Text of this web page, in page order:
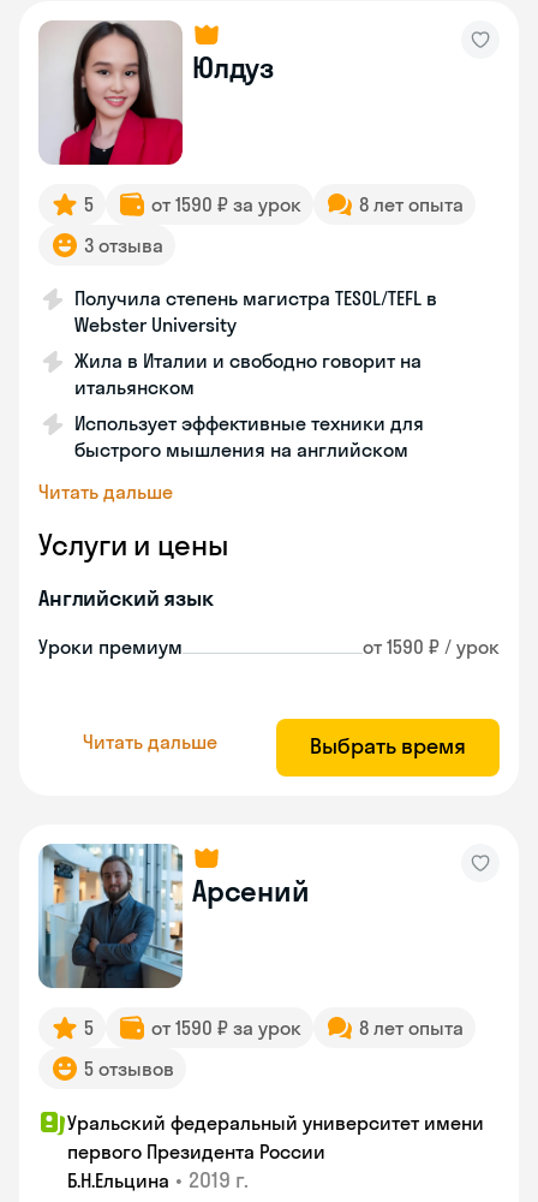
Юлдуз
5 от 1590 ₽ за урок
8 лет опыта
3 отзыва
Получила степень магистра TESOL/TEFL в
Webster University
Жила в Италии и свободно говорит на
итальянском
Использует эффективные техники для
быстрого мышления на английском
Читать дальше
Услуги и цены
Английский язык
Уроки премиум от 1590 ₽ / урок
Читать дальше Выбрать время
Арсений
5 от 1590 ₽ за урок
8 лет опыта
5 отзывов
Уральский федеральный университет имени
первого Президента России
Б.Н.Ельцина • 2019 г.